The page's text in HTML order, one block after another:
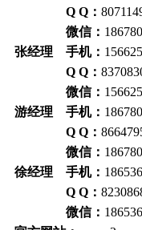
Q Q：
微信：
张经理 手机：
Q Q：
微信：
游经理 手机：
Q Q：
微信：
徐经理 手机：
Q Q：
微信：